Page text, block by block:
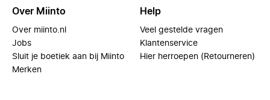
Over Miinto
Over miinto.nl
Jobs
Sluit je boetiek aan bij Miinto
Merken
Help
Veel gestelde vragen
Klantenservice
Hier herroepen (Retourneren)